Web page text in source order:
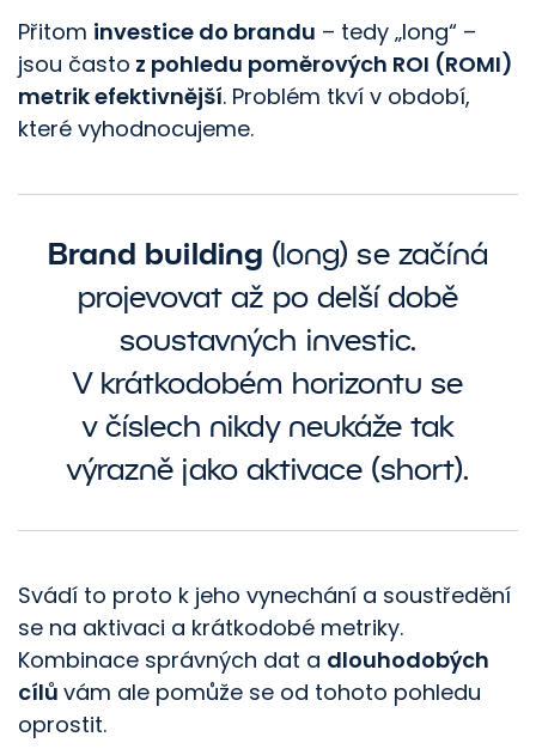
Přitom investice do brandu – tedy „long“ –
jsou často z pohledu poměrových ROI (ROMI)
metrik efektivnější. Problém tkví v období,
které vyhodnocujeme.
Brand building (long) se začíná
projevovat až po delší době
soustavných investic.
V krátkodobém horizontu se
v číslech nikdy neukáže tak
výrazně jako aktivace (short).
Svádí to proto k jeho vynechání a soustředění
se na aktivaci a krátkodobé metriky.
Kombinace správných dat a dlouhodobých
cílů vám ale pomůže se od tohoto pohledu
oprostit.